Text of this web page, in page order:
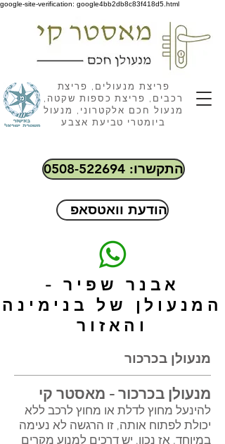
google-site-verification: google4bb2db8c83f418d5.html
פריצת מנעולים, פריצת
רכבים, פריצת כספות שקטה,
מנעול חכם אלקטרוני, מנעול
ביומטרי טביעת אצבע
התקשרו: 0508-522694
אבנר שפיר -
המנעולן של בנימינה
והאזור
הודעת וואטסאפ
מנעולן בכרכור
מנעולן בכרכור - מאסטר קי
להינעל מחוץ לדלת או מחוץ לרכב ללא
יכולת לפתוח אותה, זו הרגשה לא נעימה
במיוחד. אז נכון, יש דרכים למנוע מקרים